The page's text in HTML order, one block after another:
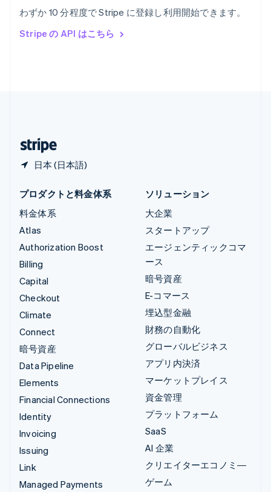
わずか 10 分程度で Stripe に登録し利用開始できます。
Stripe の API はこちら
日本 (日本語)
DeutschEnglish
English
プロダクトと料金体系
料金体系
Atlas
Authorization Boost
Billing
Capital
Checkout
Climate
Connect
暗号資産
Data Pipeline
Elements
Financial Connections
Identity
Invoicing
Issuing
Link
Managed Payments
ソリューション
大企業
スタートアップ
エージェンティックコマ
ース
暗号資産
E-コマース
埋込型金融
財務の自動化
グローバルビジネス
アプリ内決済
マーケットプレイス
資金管理
プラットフォーム
SaaS
AI 企業
クリエイターエコノミ―
ゲーム